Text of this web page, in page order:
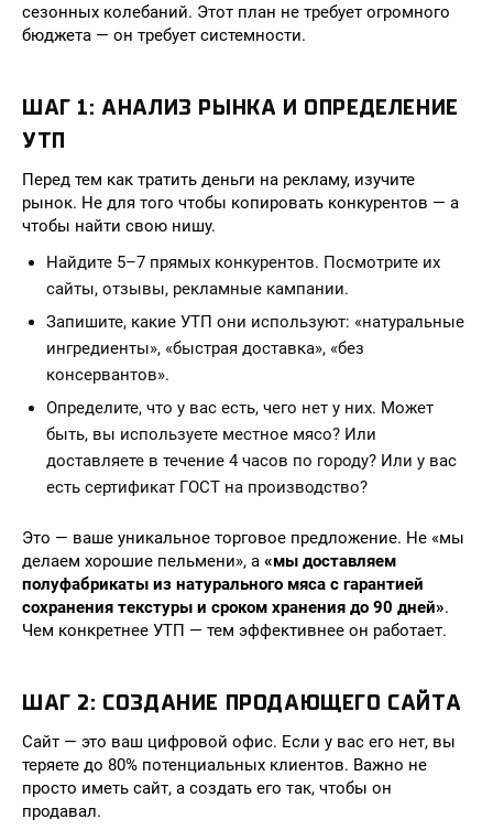
сезонных колебаний. Этот план не требует огромного
бюджета — он требует системности.
ШАГ 1: АНАЛИЗ РЫНКА И ОПРЕДЕЛЕНИЕ
УТП
Перед тем как тратить деньги на рекламу, изучите
рынок. Не для того чтобы копировать конкурентов — а
чтобы найти свою нишу.
Найдите 5–7 прямых конкурентов. Посмотрите их
сайты, отзывы, рекламные кампании.
Запишите, какие УТП они используют: «натуральные
ингредиенты», «быстрая доставка», «без
консервантов».
Определите, что у вас есть, чего нет у них. Может
быть, вы используете местное мясо? Или
доставляете в течение 4 часов по городу? Или у вас
есть сертификат ГОСТ на производство?
Это — ваше уникальное торговое предложение. Не «мы
делаем хорошие пельмени», а «мы доставляем
полуфабрикаты из натурального мяса с гарантией
сохранения текстуры и сроком хранения до 90 дней».
Чем конкретнее УТП — тем эффективнее он работает.
ШАГ 2: СОЗДАНИЕ ПРОДАЮЩЕГО САЙТА
Сайт — это ваш цифровой офис. Если у вас его нет, вы
теряете до 80% потенциальных клиентов. Важно не
просто иметь сайт, а создать его так, чтобы он
продавал.